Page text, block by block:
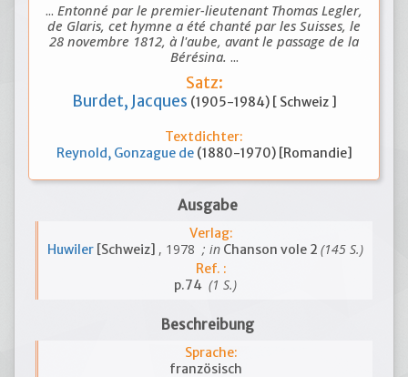
... Entonné par le premier-lieutenant Thomas Legler,
de Glaris, cet hymne a été chanté par les Suisses, le
28 novembre 1812, à l'aube, avant le passage de la
Bérésina. ...
Satz:
Burdet, Jacques (1905-1984) [ Schweiz ]
Textdichter:
Reynold, Gonzague de (1880-1970) [Romandie]
Ausgabe
Verlag:
Huwiler [Schweiz] , 1978 ; in Chanson vole 2 (145 S.)
Ref. :
p.74 (1 S.)
Beschreibung
Sprache:
französisch